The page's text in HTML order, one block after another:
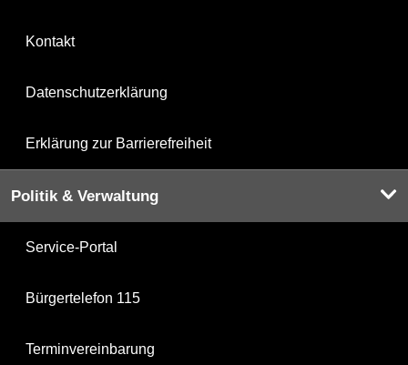
Kontakt
Datenschutzerklärung
Erklärung zur Barrierefreiheit
Politik & Verwaltung
Service-Portal
Bürgertelefon 115
Terminvereinbarung